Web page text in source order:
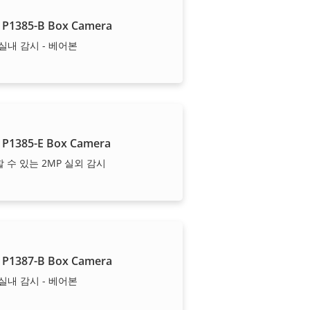
P1385-B Box Camera
내 감시 - 베어본
P1385-E Box Camera
수 있는 2MP 실외 감시
P1387-B Box Camera
내 감시 - 베어본